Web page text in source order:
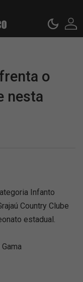
o
nesta
Infanto
Country Clube
estadual.